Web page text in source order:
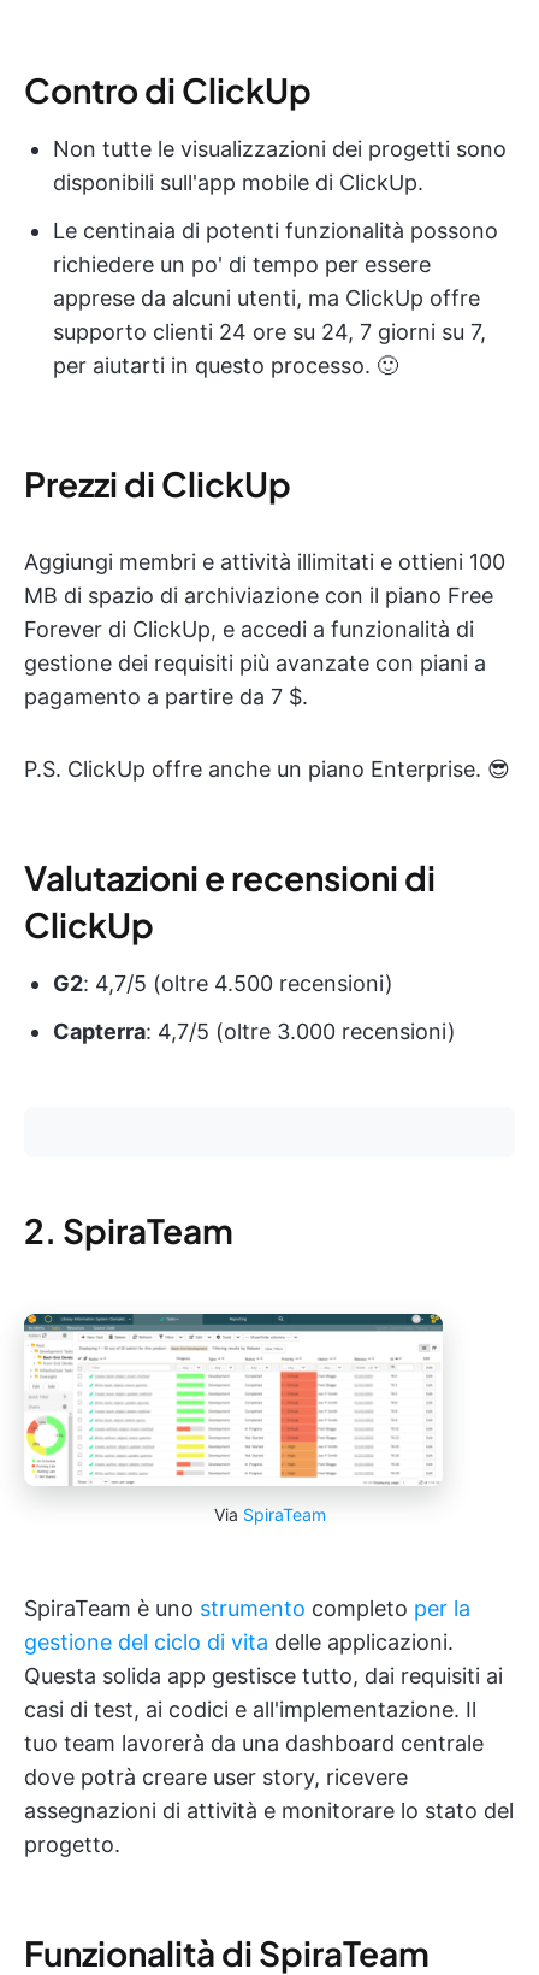
Contro di ClickUp
Non tutte le visualizzazioni dei progetti sono
disponibili sull'app mobile di ClickUp.
Le centinaia di potenti funzionalità possono
richiedere un po' di tempo per essere
apprese da alcuni utenti, ma ClickUp offre
supporto clienti 24 ore su 24, 7 giorni su 7,
per aiutarti in questo processo. 🙂
Prezzi di ClickUp
Aggiungi membri e attività illimitati e ottieni 100
MB di spazio di archiviazione con il piano Free
Forever di ClickUp, e accedi a funzionalità di
gestione dei requisiti più avanzate con piani a
pagamento a partire da 7 $.
P.S. ClickUp offre anche un piano Enterprise. 😎
Valutazioni e recensioni di
ClickUp
G2: 4,7/5 (oltre 4.500 recensioni)
Capterra: 4,7/5 (oltre 3.000 recensioni)
2. SpiraTeam
Via SpiraTeam
SpiraTeam è uno strumento completo per la
gestione del ciclo di vita delle applicazioni.
Questa solida app gestisce tutto, dai requisiti ai
casi di test, ai codici e all'implementazione. Il
tuo team lavorerà da una dashboard centrale
dove potrà creare user story, ricevere
assegnazioni di attività e monitorare lo stato del
progetto.
Funzionalità di SpiraTeam